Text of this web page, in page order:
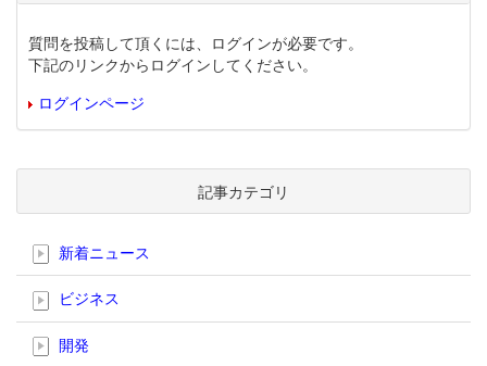
質問を投稿して頂くには、ログインが必要です。
下記のリンクからログインしてください。
ログインページ
記事カテゴリ
新着ニュース
ビジネス
開発